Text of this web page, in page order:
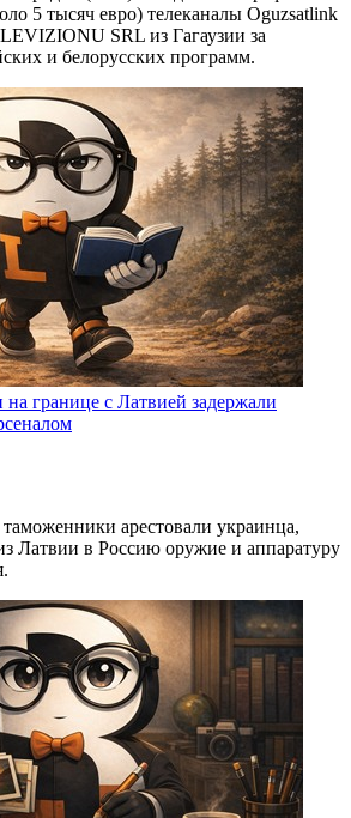
5 тысяч евро) телеканалы Oguzsatlink
SRL из Гагаузии за
и белорусских программ.
границе с Латвией задержали
арестовали украинца,
Латвии в Россию оружие и аппаратуру